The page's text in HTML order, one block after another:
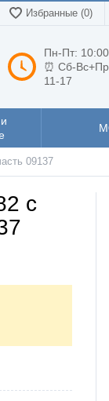
Избранные (0)
Пн-Пт:
⏰ Сб-
11-17
09137
с